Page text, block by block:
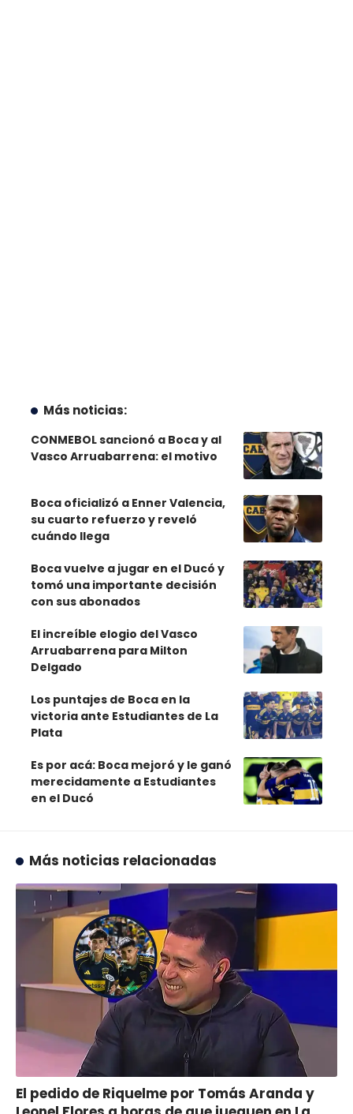
Más noticias:
CONMEBOL sancionó a Boca y al
Vasco Arruabarrena: el motivo
Boca oficializó a Enner Valencia,
su cuarto refuerzo y reveló
cuándo llega
Boca vuelve a jugar en el Ducó y
tomó una importante decisión
con sus abonados
El increíble elogio del Vasco
Arruabarrena para Milton
Delgado
Los puntajes de Boca en la
victoria ante Estudiantes de La
Plata
Es por acá: Boca mejoró y le ganó
merecidamente a Estudiantes
en el Ducó
Más noticias relacionadas
El pedido de Riquelme por Tomás Aranda y